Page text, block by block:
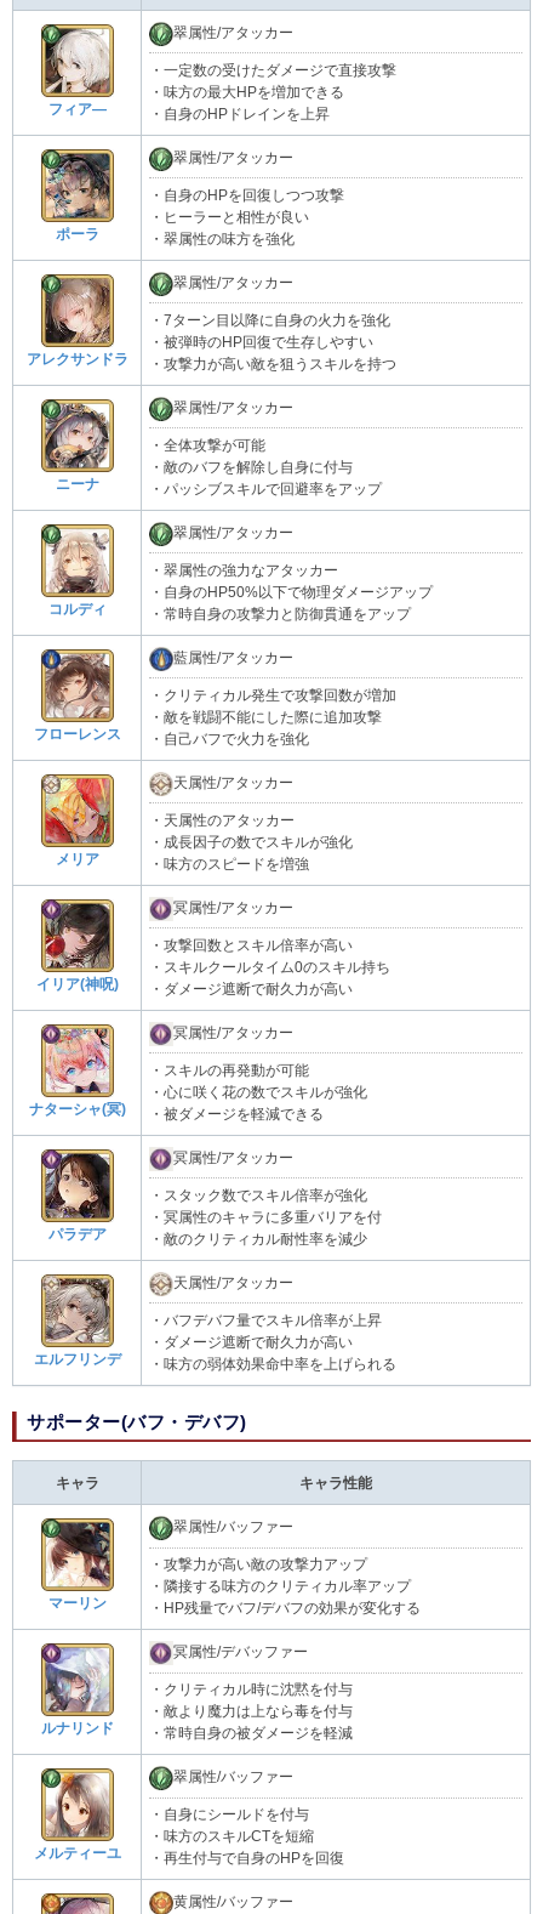
フィア―
翠属性/アタッカー
・一定数の受けたダメージで直接攻撃
・味方の最大HPを増加できる
・自身のHPドレインを上昇
ポーラ
翠属性/アタッカー
・自身のHPを回復しつつ攻撃
・ヒーラーと相性が良い
・翠属性の味方を強化
アレクサンドラ
翠属性/アタッカー
・7ターン目以降に自身の火力を強化
・被弾時のHP回復で生存しやすい
・攻撃力が高い敵を狙うスキルを持つ
ニーナ
翠属性/アタッカー
・全体攻撃が可能
・敵のバフを解除し自身に付与
・パッシブスキルで回避率をアップ
コルディ
翠属性/アタッカー
・翠属性の強力なアタッカー
・自身のHP50%以下で物理ダメージアップ
・常時自身の攻撃力と防御貫通をアップ
フローレンス
藍属性/アタッカー
・クリティカル発生で攻撃回数が増加
・敵を戦闘不能にした際に追加攻撃
・自己バフで火力を強化
メリア
天属性/アタッカー
・天属性のアタッカー
・成長因子の数でスキルが強化
・味方のスピードを増強
イリア(神呪)
冥属性/アタッカー
・攻撃回数とスキル倍率が高い
・スキルクールタイム0のスキル持ち
・ダメージ遮断で耐久力が高い
ナターシャ(冥)
冥属性/アタッカー
・スキルの再発動が可能
・心に咲く花の数でスキルが強化
・被ダメージを軽減できる
パラデア
冥属性/アタッカー
・スタック数でスキル倍率が強化
・冥属性のキャラに多重バリアを付
・敵のクリティカル耐性率を減少
エルフリンデ
天属性/アタッカー
・バフデバフ量でスキル倍率が上昇
・ダメージ遮断で耐久力が高い
・味方の弱体効果命中率を上げられる
サポーター(バフ・デバフ)
キャラ キャラ性能
マーリン
翠属性/バッファー
・攻撃力が高い敵の攻撃力アップ
・隣接する味方のクリティカル率アップ
・HP残量でバフ/デバフの効果が変化する
ルナリンド
冥属性/デバッファー
・クリティカル時に沈黙を付与
・敵より魔力は上なら毒を付与
・常時自身の被ダメージを軽減
メルティーユ
翠属性/バッファー
・自身にシールドを付与
・味方のスキルCTを短縮
・再生付与で自身のHPを回復
黄属性/バッファー